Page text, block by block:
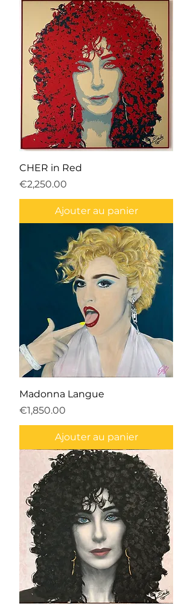
CHER in Red
Prix
€2,250.00
Ajouter au panier
Madonna Langue
Prix
€1,850.00
Ajouter au panier